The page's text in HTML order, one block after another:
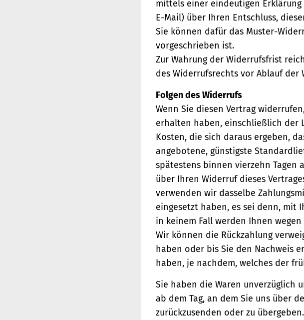
mittels einer eindeutigen
E-Mail) über Ihren Entschluss,
Sie können dafür das Muster-
vorgeschrieben ist.
Zur Wahrung der Widerrufsfrist
des Widerrufsrechts vor Ablauf der
Folgen des Widerrufs
Wenn Sie diesen Vertrag
erhalten haben, einschließlich der
Kosten, die sich daraus ergeben,
angebotene, günstigste
spätestens binnen vierzehn Tagen
über Ihren Widerruf dieses
verwenden wir dasselbe
eingesetzt haben, es sei denn, mit
in keinem Fall werden Ihnen
Wir können die Rückzahlung
haben oder bis Sie den Nachweis
haben, je nachdem, welches der
Sie haben die Waren unverzüglich
ab dem Tag, an dem Sie uns über
zurückzusenden oder zu